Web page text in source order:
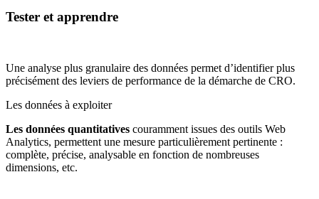
Tester et apprendre
Une analyse plus granulaire des données permet d’identifier plus
précisément des leviers de performance de la démarche de CRO.
Les données à exploiter
Les données quantitatives couramment issues des outils Web
Analytics, permettent une mesure particulièrement pertinente :
complète, précise, analysable en fonction de nombreuses
dimensions, etc.